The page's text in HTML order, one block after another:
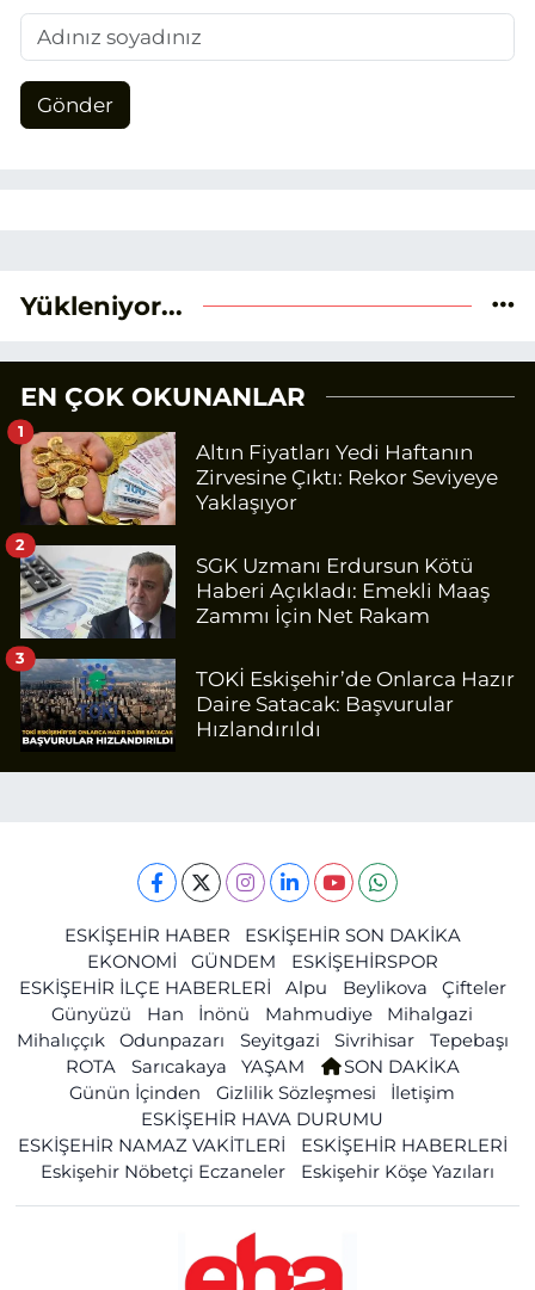
Gönder
Yükleniyor...
EN ÇOK OKUNANLAR
Altın Fiyatları Yedi Haftanın
Zirvesine Çıktı: Rekor Seviyeye
Yaklaşıyor
1
SGK Uzmanı Erdursun Kötü
Haberi Açıkladı: Emekli Maaş
Zammı İçin Net Rakam
2
TOKİ Eskişehir’de Onlarca Hazır
Daire Satacak: Başvurular
Hızlandırıldı
3
ESKİŞEHİR HABER
ESKİŞEHİR SON DAKİKA
EKONOMİ
GÜNDEM
ESKİŞEHİRSPOR
ESKİŞEHİR İLÇE HABERLERİ
Alpu Beylikova
Çifteler
Günyüzü
Han İnönü Mahmudiye
Mihalgazi
Mihalıççık
Odunpazarı Seyitgazi Sivrihisar
Tepebaşı
ROTA
Sarıcakaya YAŞAM
SON DAKİKA
Günün İçinden
Gizlilik Sözleşmesi
İletişim
ESKİŞEHİR HAVA DURUMU
ESKİŞEHİR NAMAZ VAKİTLERİ
ESKİŞEHİR HABERLERİ
Eskişehir Nöbetçi Eczaneler
Eskişehir Köşe Yazıları